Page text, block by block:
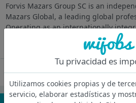
Forvis Mazars Group SC is an
Mazars Global, a leading global
Operating as an internationally
100 countries and territories, we
Tu privacidad es
Utilizamos cookies propias y de
servicio, elaborar estadísticas y